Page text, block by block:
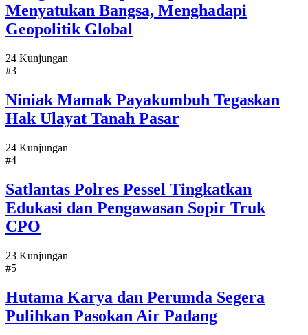
Menyatukan Bangsa, Menghadapi
Geopolitik Global
24 Kunjungan
#3
Niniak Mamak Payakumbuh Tegaskan
Hak Ulayat Tanah Pasar
24 Kunjungan
#4
Satlantas Polres Pessel Tingkatkan
Edukasi dan Pengawasan Sopir Truk
CPO
23 Kunjungan
#5
Hutama Karya dan Perumda Segera
Pulihkan Pasokan Air Padang